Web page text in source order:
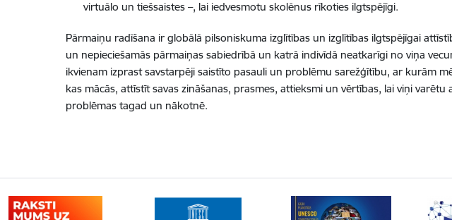
virtuālo un tiešsaistes –, lai iedvesmotu skolēnus rīkoties ilgtspējīgi.
Pārmaiņu radīšana ir globālā pilsoniskuma izglītības un izglītības ilgtspējīgai
un nepieciešamās pārmaiņas sabiedrībā un katrā indivīdā neatkarīgi no viņa
ikvienam izprast savstarpēji saistīto pasauli un problēmu sarežģītību, ar kurām
kas mācās, attīstīt savas zināšanas, prasmes, attieksmi un vērtības, lai viņi
problēmas tagad un nākotnē.